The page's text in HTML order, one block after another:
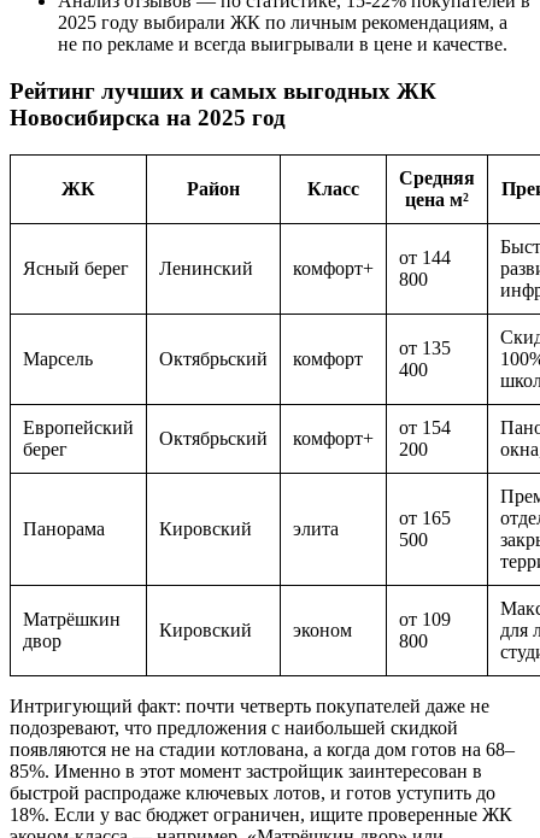
2025 году выбирали ЖК по личным рекомендациям, а
не по рекламе и всегда выигрывали в цене и качестве.
Рейтинг лучших и самых выгодных ЖК
Новосибирска на 2025 год
ЖК Район Класс
Средняя
цена м²
Ясный берег Ленинский комфорт+
от 144
800
Марсель Октябрьский комфорт
от 135
400
Европейский
берег
Октябрьский комфорт+
от 154
200
Панорама Кировский элита
от 165
500
Матрёшкин
двор
Кировский эконом
от 109
800
для
Интригующий факт: почти четверть покупателей даже не
подозревают, что предложения с наибольшей скидкой
появляются не на стадии котлована, а когда дом готов на 68–
85%. Именно в этот момент застройщик заинтересован в
быстрой распродаже ключевых лотов, и готов уступить до
18%. Если у вас бюджет ограничен, ищите проверенные ЖК